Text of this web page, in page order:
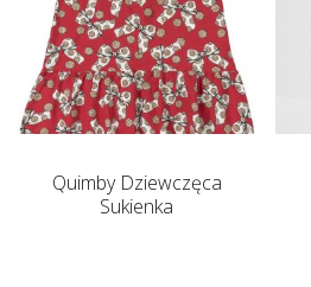
Quimby Dziewczęca
Sukienka